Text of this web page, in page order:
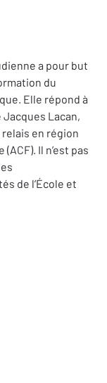
a pour but
du
Elle répond à
Lacan,
en région
Il n’est pas
de l’École et